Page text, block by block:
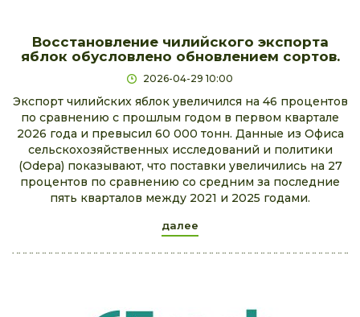
Восстановление чилийского экспорта
яблок обусловлено обновлением сортов.
2026-04-29 10:00
Экспорт чилийских яблок увеличился на 46 процентов
по сравнению с прошлым годом в первом квартале
2026 года и превысил 60 000 тонн. Данные из Офиса
сельскохозяйственных исследований и политики
(Odepa) показывают, что поставки увеличились на 27
процентов по сравнению со средним за последние
пять кварталов между 2021 и 2025 годами.
далее